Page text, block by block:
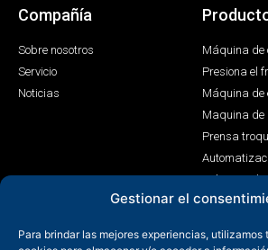
Gestionar el
Para brindar las mejores experiencias,
Compañía
Sobre nosotros
Servicio
Noticias
Máquina de
Presiona el
Máquina de
Maquina de
Prensa
Máquina
+86-158-9507-5134